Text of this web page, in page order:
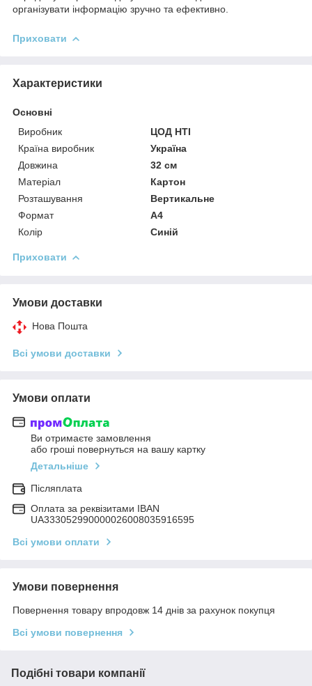
організувати інформацію зручно та ефективно.
Приховати
Характеристики
Основні
Виробник
ЦОД НТІ
Країна виробник
Україна
Довжина
32 см
Матеріал
Картон
Розташування
Вертикальне
Формат
A4
Колір
Синій
Приховати
Умови доставки
Нова Пошта
Всі умови доставки
Умови оплати
Ви отримаєте замовлення
або гроші повернуться на вашу картку
Детальніше
Післяплата
Оплата за реквізитами IBAN
UA333052990000026008035916595
Всі умови оплати
Умови повернення
Повернення товару впродовж 14 днів за рахунок покупця
Всі умови повернення
Подібні товари компанії